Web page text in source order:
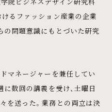
けるファッション産業の企業
の問題意識にもとづいた研究
マネージャーを兼任してい
数回の講義を受け、土曜日
を送った。業務との両立は決